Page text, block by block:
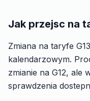
Jak przejsc na
Zmiana na taryfe
kalendarzowym.
zmianie na G12, ale
sprawdzenia